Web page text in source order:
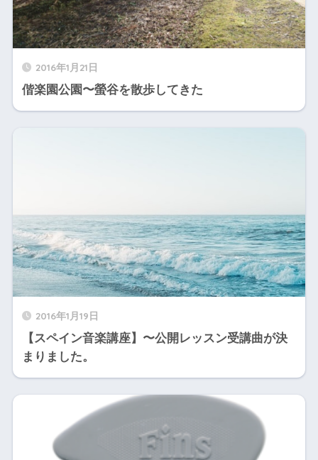
2016年1月21日
偕楽園公園〜螢谷を散歩してきた
2016年1月19日
【スペイン音楽講座】〜公開レッスン受講曲が決
まりました。